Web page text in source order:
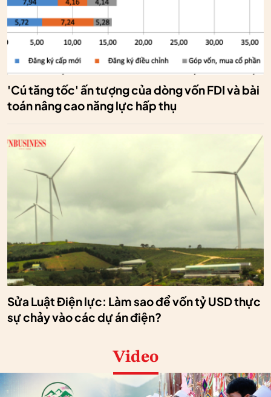
'Cú tăng tốc' ấn tượng của dòng vốn FDI và bài
toán nâng cao năng lực hấp thụ
Sửa Luật Điện lực: Làm sao để vốn tỷ USD thực
sự chảy vào các dự án điện?
Video